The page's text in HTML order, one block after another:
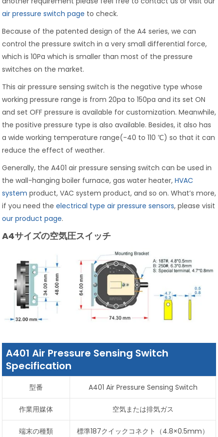
air pressure switch page to check.
Because of the patented design of the A4 series, we can
control the pressure switch in a very small differential force,
which is 10Pa which is smaller than most of the pressure
switches on the market.
This air pressure sensing switch is the negative type whose
working pressure range is from 20pa to 150pa and its set ON
and set OFF pressure is available for customization. Meanwhile,
the positive pressure type is also available. Besides, it also has
a wide working temperature range(-40 to 110 ℃) so that it can
reduce the effect of weather.
Generally, the A401 air pressure sensing switch can be used in
the wall-hanging boiler furnace, gas water heater, HVAC
system product, VAC system product, and so on. What’s more,
if you need the electrical type air pressure sensors, please visit
our product page.
A4サイズの空気圧スイッチ
A401 Air Pressure Sensing Switch
Specification
型番 A401 Air Pressure Sensing Switch
作業用媒体 空気または排気ガス
端末の種類 標準187クイックコネクト（4.8×0.5mm）